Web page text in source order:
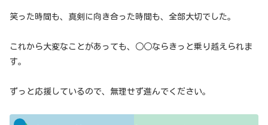
笑った時間も、真剣に向き合った時間も、全部大切でした。
これから大変なことがあっても、○○ならきっと乗り越えられま
す。
ずっと応援しているので、無理せず進んでください。